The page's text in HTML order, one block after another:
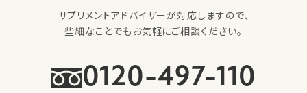
サプリメントアドバイザーが対応しますので、
些細なことでもお気軽にご相談ください。
0120-497-110